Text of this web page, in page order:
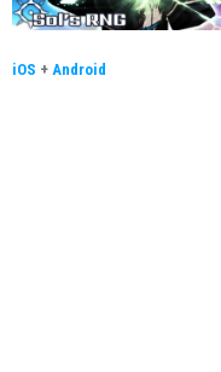
iOS + Android